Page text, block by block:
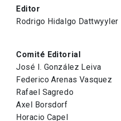
Editor
Rodrigo Hidalgo Dattwyyler
Comité Editorial
José I. González Leiva
Federico Arenas Vasquez
Rafael Sagredo
Axel Borsdorf
Horacio Capel